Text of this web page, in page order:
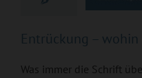
Entrückung – wohin
Was immer die Schrift